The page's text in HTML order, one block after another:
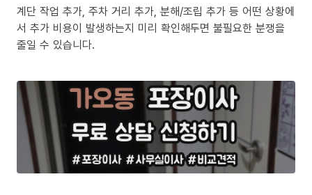
계단 작업 추가, 주차 거리 추가, 분해/조립 추가 등 어떤 상황에
서 추가 비용이 발생하는지 미리 확인해두면 불필요한 분쟁을
줄일 수 있습니다.